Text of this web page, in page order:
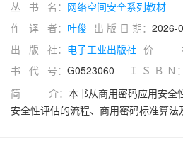
丛 书 名： 网络空间安全系列教材
作 译 者： 叶俊 出 版 日 期： 2026-
出 版 社： 电子工业出版社 价 格
书 代 号： G0523060 Ｉ Ｓ Ｂ Ｎ：
简 介： 本书从商用密码应用安全
安全性评估的流程、商用密码标准算